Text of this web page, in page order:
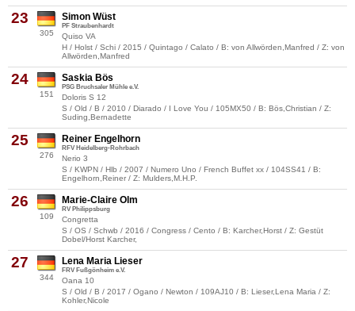
23
305
Simon Wüst
PF Straubenhardt
Quiso VA
H / Holst / Schi / 2015 / Quintago / Calato / B: von Allwörden,Manfred / Z: von
Allwörden,Manfred
24
151
Saskia Bös
PSG Bruchsaler Mühle e.V.
Doloris S 12
S / Old / B / 2010 / Diarado / I Love You / 105MX50 / B: Bös,Christian / Z:
Suding,Bernadette
25
276
Reiner Engelhorn
RFV Heidelberg-Rohrbach
Nerio 3
S / KWPN / Hlb / 2007 / Numero Uno / French Buffet xx / 104SS41 / B:
Engelhorn,Reiner / Z: Mulders,M.H.P.
26
109
Marie-Claire Olm
RV Philippsburg
Congretta
S / OS / Schwb / 2016 / Congress / Cento / B: Karcher,Horst / Z: Gestüt
Dobel/Horst Karcher,
27
344
Lena Maria Lieser
FRV Fußgönheim e.V.
Oana 10
S / Old / B / 2017 / Ogano / Newton / 109AJ10 / B: Lieser,Lena Maria / Z:
Kohler,Nicole